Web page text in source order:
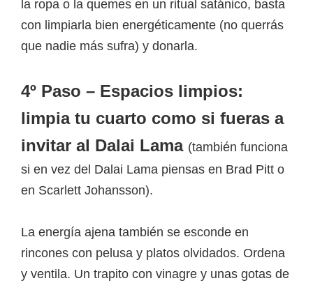
la ropa o la quemes en un ritual satánico, basta
con limpiarla bien energéticamente (no querrás
que nadie más sufra) y donarla.
4º Paso – Espacios limpios:
limpia tu cuarto como si fueras a
invitar al Dalai Lama (también funciona
si en vez del Dalai Lama piensas en Brad Pitt o
en Scarlett Johansson).
La energía ajena también se esconde en
rincones con pelusa y platos olvidados. Ordena
y ventila. Un trapito con vinagre y unas gotas de